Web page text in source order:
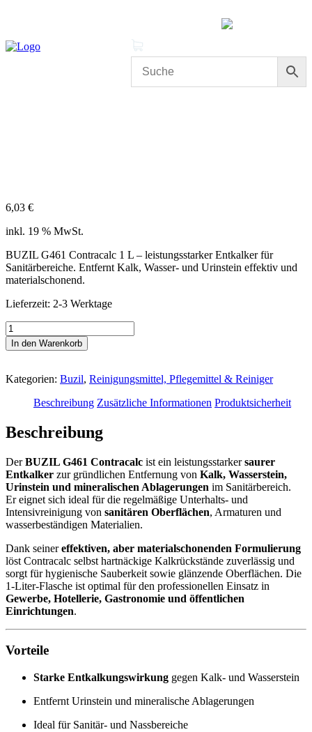
6,03 €
inkl. 19 % MwSt.
BUZIL G461 Contracalc 1 L – leistungsstarker Entkalker für
Sanitärbereiche. Entfernt Kalk, Wasser- und Urinstein effektiv und
materialschonend.
Lieferzeit: 2-3 Werktage
BUZIL
G461
Contracalc
–
Menge
In den Warenkorb
Kategorien: Buzil, Reinigungsmittel, Pflegemittel & Reiniger
Beschreibung Zusätzliche Informationen Produktsicherheit
Beschreibung
DerBUZIL G461 Contracalc ist ein leistungsstarkersaurer
Entkalker zur gründlichen Entfernung von Kalk, Wasserstein,
Urinstein und mineralischen Ablagerungen im Sanitärbereich.
Er eignet sich ideal für die regelmäßige Unterhalts- und
Intensivreinigung von sanitären Oberflächen, Armaturen und
wasserbeständigen Materialien.
Dank seinereffektiven, aber materialschonenden Formulierung
löst Contracalc selbst hartnäckige Kalkrückstände zuverlässig und
sorgt für hygienische Sauberkeit sowie glänzende Oberflächen. Die
1-Liter-Flasche ist optimal für den professionellen Einsatz in
Gewerbe, Hotellerie, Gastronomie und öffentlichen
Einrichtungen.
Vorteile
Starke Entkalkungswirkung gegen Kalk- und Wasserstein
Entfernt Urinstein und mineralische Ablagerungen
Ideal für Sanitär- und Nassbereiche